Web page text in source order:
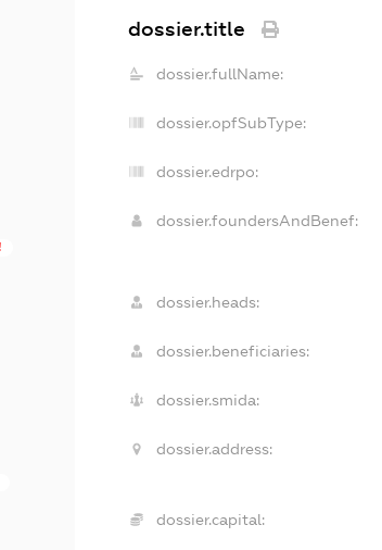
dossier.title
dossier.fullName:
dossier.opfSubType:
dossier.edrpo:
dossier.foundersAndBenef:
dossier.heads:
dossier.beneficiaries:
dossier.smida:
dossier.address:
dossier.capital: